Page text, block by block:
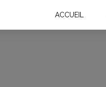
ACCUEIL